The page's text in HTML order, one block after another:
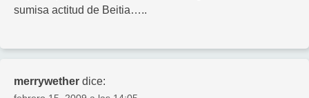
sumisa actitud de Beitia…..
merrywether dice: